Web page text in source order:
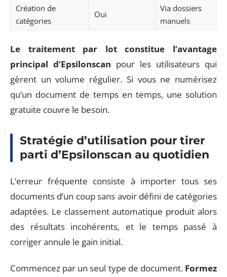
Création de
catégories
Oui
Via dossiers
manuels
Le traitement par lot constitue l’avantage
principal d’Epsilonscan pour les utilisateurs qui
gèrent un volume régulier. Si vous ne numérisez
qu’un document de temps en temps, une solution
gratuite couvre le besoin.
Stratégie d’utilisation pour tirer
parti d’Epsilonscan au quotidien
L’erreur fréquente consiste à importer tous ses
documents d’un coup sans avoir défini de catégories
adaptées. Le classement automatique produit alors
des résultats incohérents, et le temps passé à
corriger annule le gain initial.
Commencez par un seul type de document. Formez